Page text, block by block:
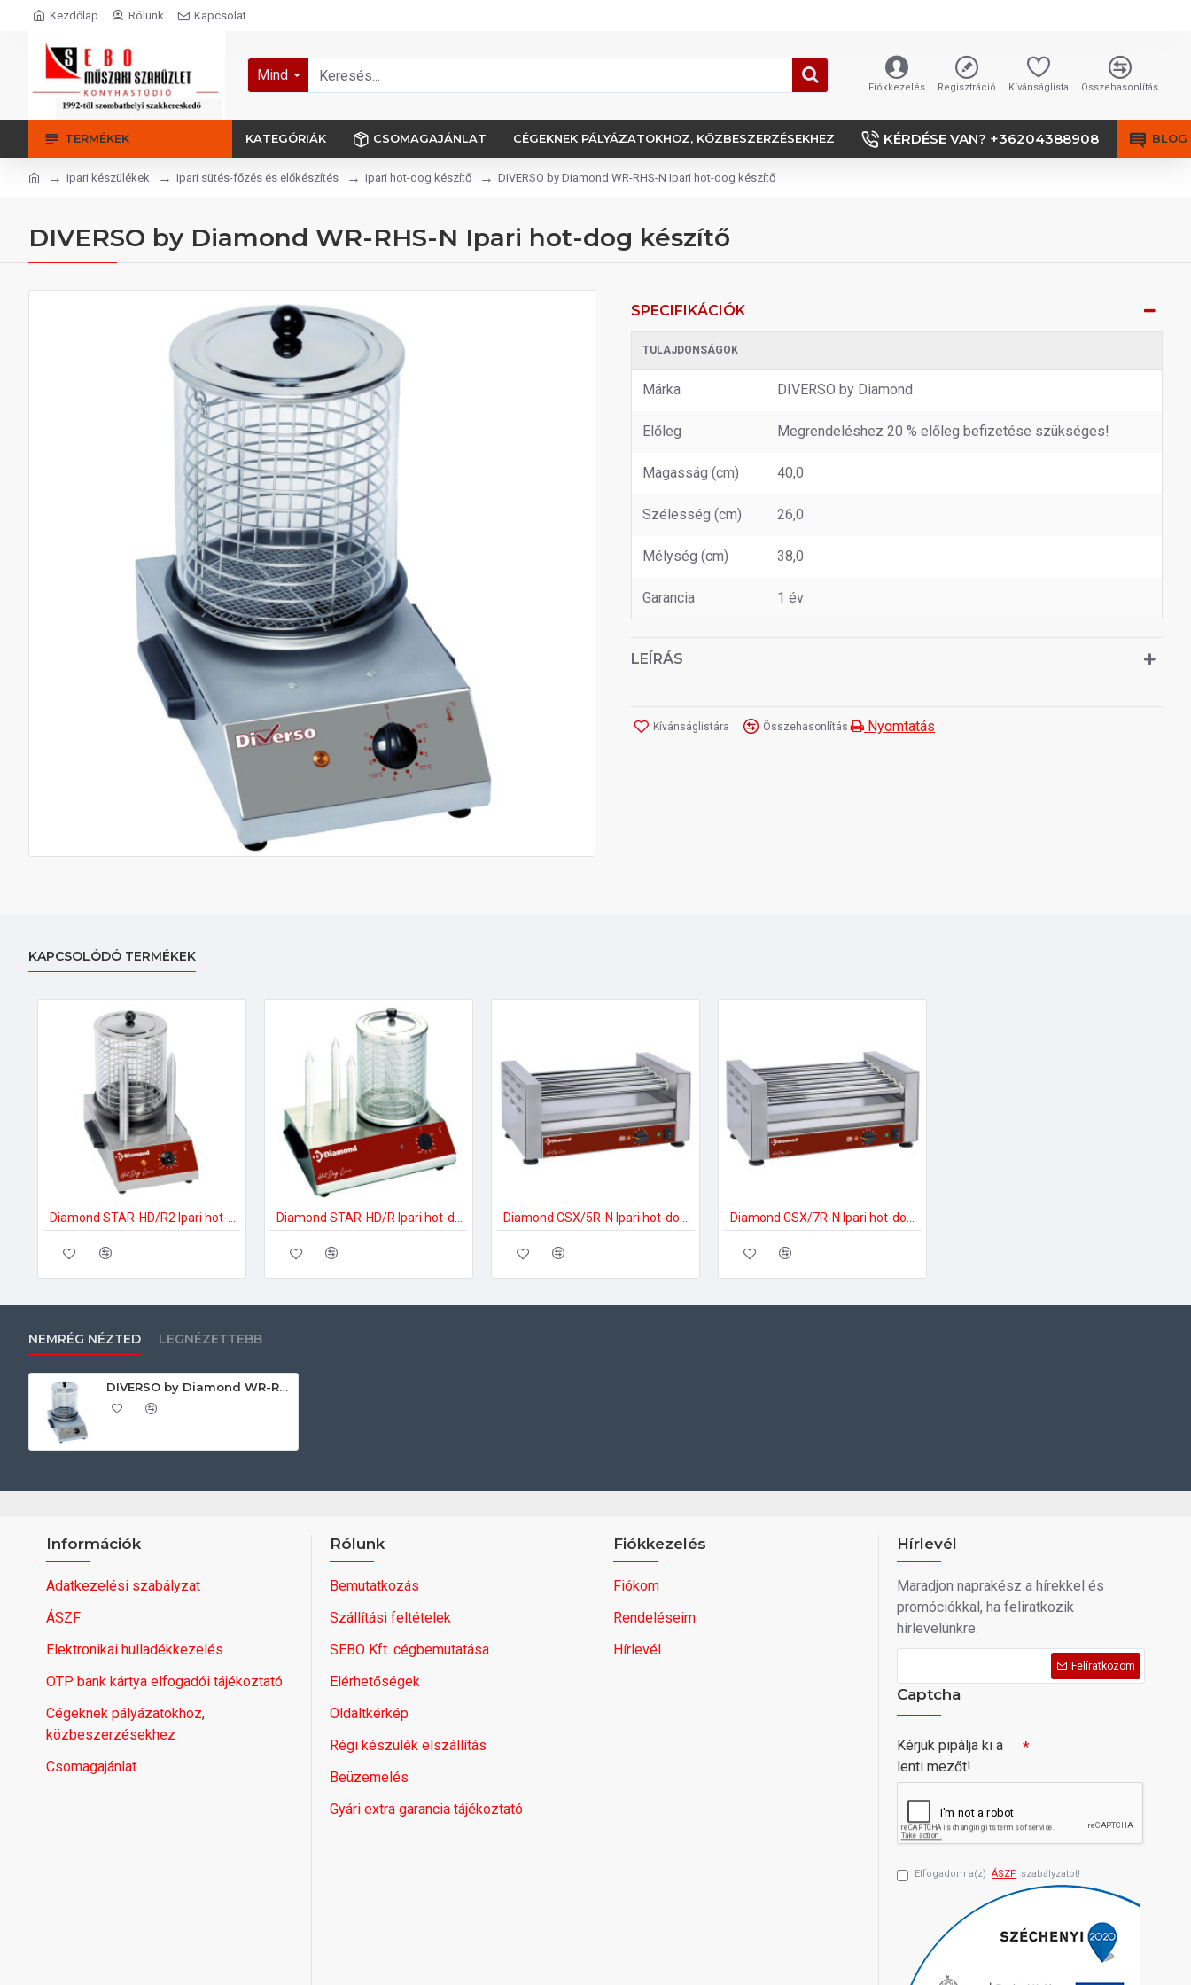
Kezdőlap Rólunk Kapcsolat
Mind
Fiókkezelés Regisztráció Kívánságlista Összehasonlítás
TERMÉKEK KATEGÓRIÁK CSOMAGAJÁNLAT CÉGEKNEK PÁLYÁZATOKHOZ, KÖZBESZERZÉSEKHEZ KÉRDÉSE VAN? +36204388908 BLOG
Ipari készülékek Ipari sütés-főzés és előkészítés Ipari hot-dog készítő DIVERSO by Diamond WR-RHS-N Ipari hot-dog készítő
DIVERSO by Diamond WR-RHS-N Ipari hot-dog készítő
SPECIFIKÁCIÓK
TULAJDONSÁGOK
Márka DIVERSO by Diamond
Előleg Megrendeléshez 20 % előleg befizetése szükséges!
Magasság (cm) 40,0
Szélesség (cm) 26,0
Mélység (cm) 38,0
Garancia 1 év
LEÍRÁS
Kívánságlistára Összehasonlítás Nyomtatás
KAPCSOLÓDÓ TERMÉKEK
NEMRÉG NÉZTED LEGNÉZETTEBB
DIVERSO by Diamond WR-RHS-N Ipari hot-dog készítő
Információk
Adatkezelési szabályzat
ÁSZF
Elektronikai hulladékkezelés
OTP bank kártya elfogadói tájékoztató
Cégeknek pályázatokhoz,
közbeszerzésekhez
Csomagajánlat
Rólunk
Bemutatkozás
Szállítási feltételek
SEBO Kft. cégbemutatása
Elérhetőségek
Oldaltkérkép
Régi készülék elszállítás
Beüzemelés
Gyári extra garancia tájékoztató
Fiókkezelés
Fiókom
Rendeléseim
Hírlevél
Hírlevél
Maradjon naprakész a hírekkel és
promóciókkal, ha feliratkozik
hírlevelünkre.
Felíratkozom
Captcha
Kérjük pipálja ki a
lenti mezőt!
Elfogadom a(z) ÁSZF szabályzatot!